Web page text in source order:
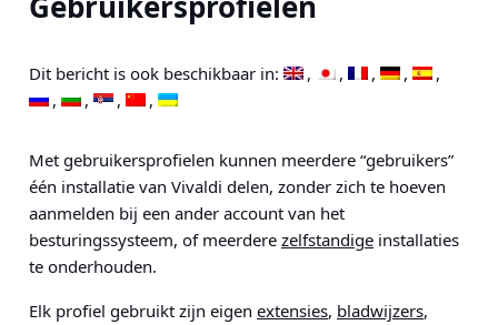
Dit bericht is ook beschikbaar in:
Met gebruikersprofielen kunnen meerdere “gebruikers”
één installatie van Vivaldi delen, zonder zich te hoeven
aanmelden bij een ander account van het
besturingssysteem, of meerdere zelfstandige installaties
te onderhouden.
Elk profiel gebruikt zijn eigen extensies, bladwijzers,